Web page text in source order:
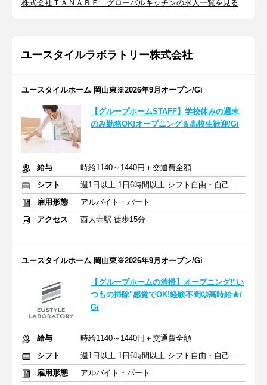
株式会社ＴＡＮＡＢＥ グローバルキッチンの求人一覧を見る
ユースタイルラボラトリー株式会社
ユースタイルホーム 岡山東※2026年9月オープン/Gi
【グループホームSTAFF】学校休みの週末
のみ勤務OK!オープニング＆高校生歓迎/Gi
給与
時給1140～1440円＋交通費全額
シフト
週1日以上 1日6時間以上 シフト自由・自己申告
雇用形態
アルバイト・パート
アクセス
西大寺駅 徒歩15分
ユースタイルホーム 岡山東※2026年9月オープン/Gi
【グループホームの清掃】オープニング!"い
つもの掃除"感覚でOK!経験不問◎高時給★/
Gi
給与
時給1140～1440円＋交通費全額
シフト
週1日以上 1日6時間以上 シフト自由・自己申告
雇用形態
アルバイト・パート